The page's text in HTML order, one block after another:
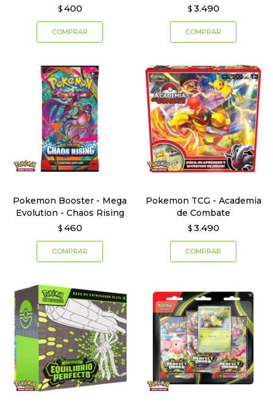
$ 400 $ 3.490
Pokemon Booster - Mega
Evolution - Chaos Rising
$ 460
Pokemon TCG - Academia
de Combate
$ 3.490